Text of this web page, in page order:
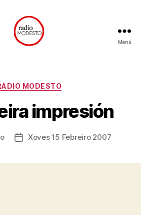
Menú
Categorías
MODESTO
impresión
DataXoves 15 Febreiro 2007